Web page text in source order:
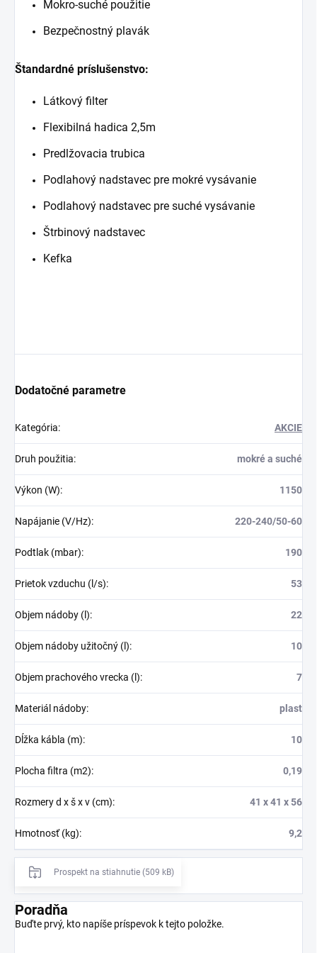
Mokro-suché použitie
Bezpečnostný plavák
Štandardné príslušenstvo:
Látkový filter
Flexibilná hadica 2,5m
Predlžovacia trubica
Podlahový nadstavec pre mokré vysávanie
Podlahový nadstavec pre suché vysávanie
Štrbinový nadstavec
Kefka
Dodatočné parametre
Kategória: AKCIE
Druh použitia: mokré a suché
Výkon (W): 1150
Napájanie (V/Hz): 220-240/50-60
Podtlak (mbar): 190
Prietok vzduchu (l/s): 53
Objem nádoby (l): 22
Objem nádoby užitočný (l): 10
Objem prachového vrecka (l): 7
Materiál nádoby: plast
Dĺžka kábla (m): 10
Plocha filtra (m2): 0,19
Rozmery d x š x v (cm): 41 x 41 x 56
Hmotnosť (kg): 9,2
Prospekt na stiahnutie (509 kB)
Poradňa
Buďte prvý, kto napíše príspevok k tejto položke.